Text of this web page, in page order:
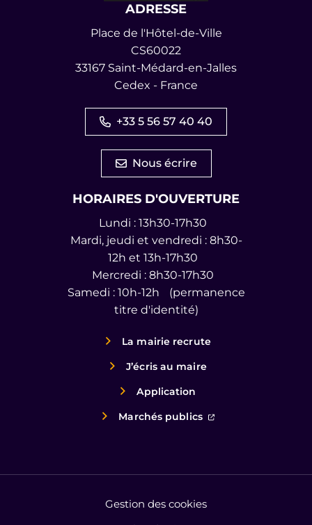
ADRESSE
Place de l'Hôtel-de-Ville
CS60022
33167 Saint-Médard-en-Jalles
Cedex - France
+33 5 56 57 40 40
Nous écrire
HORAIRES D'OUVERTURE
Lundi : 13h30-17h30
Mardi, jeudi et vendredi : 8h30-
12h et 13h-17h30
Mercredi : 8h30-17h30
Samedi : 10h-12h (permanence
titre d'identité)
La mairie recrute
J’écris au maire
Application
Marchés publics
(ouverture dans
Gestion des cookies